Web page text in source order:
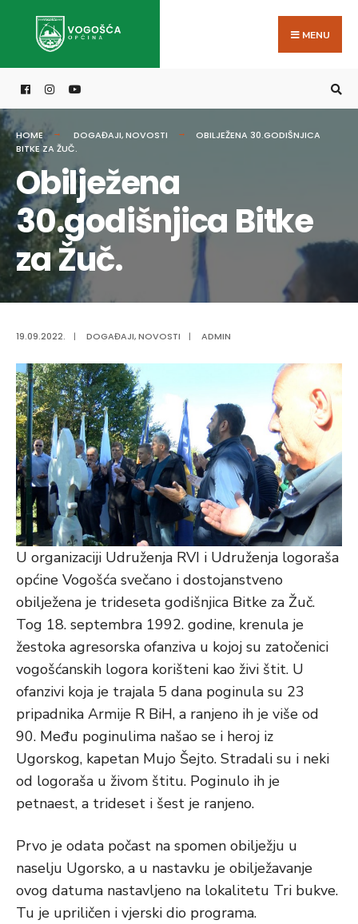
MENU
HOME DOGAĐAJI,NOVOSTI
OBILJEŽENA 30.GODIŠNJICA
BITKE ZA ŽUČ.
Obilježena
30.godišnjica Bitke
za Žuč.
19.09.2022. | DOGAĐAJI,NOVOSTI | ADMIN
U organizaciji Udruženja RVI i Udruženja logoraša
općine Vogošća svečano i dostojanstveno
obilježena je trideseta godišnjica Bitke za Žuč.
Tog 18. septembra 1992. godine, krenula je
žestoka agresorska ofanziva u kojoj su zatočenici
vogošćanskih logora korišteni kao živi štit. U
ofanzivi koja je trajala 5 dana poginula su 23
pripadnika Armije R BiH, a ranjeno ih je više od
90. Među poginulima našao se i heroj iz
Ugorskog, kapetan Mujo Šejto. Stradali su i neki
od logoraša u živom štitu. Poginulo ih je
petnaest, a trideset i šest je ranjeno.
Prvo je odata počast na spomen obilježju u
naselju Ugorsko, a u nastavku je obilježavanje
ovog datuma nastavljeno na lokalitetu Tri bukve.
Tu je upriličen i vjerski dio programa.
for: